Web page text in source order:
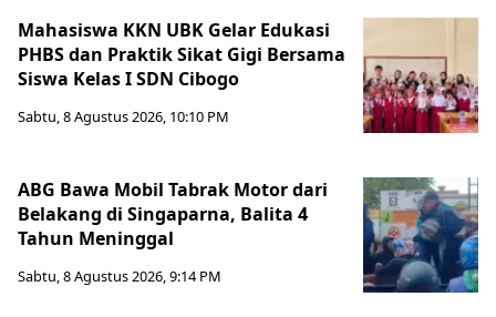
Mahasiswa KKN UBK Gelar Edukasi
PHBS dan Praktik Sikat Gigi Bersama
Siswa Kelas I SDN Cibogo
Sabtu, 8 Agustus 2026, 10:10 PM
ABG Bawa Mobil Tabrak Motor dari
Belakang di Singaparna, Balita 4
Tahun Meninggal
Sabtu, 8 Agustus 2026, 9:14 PM